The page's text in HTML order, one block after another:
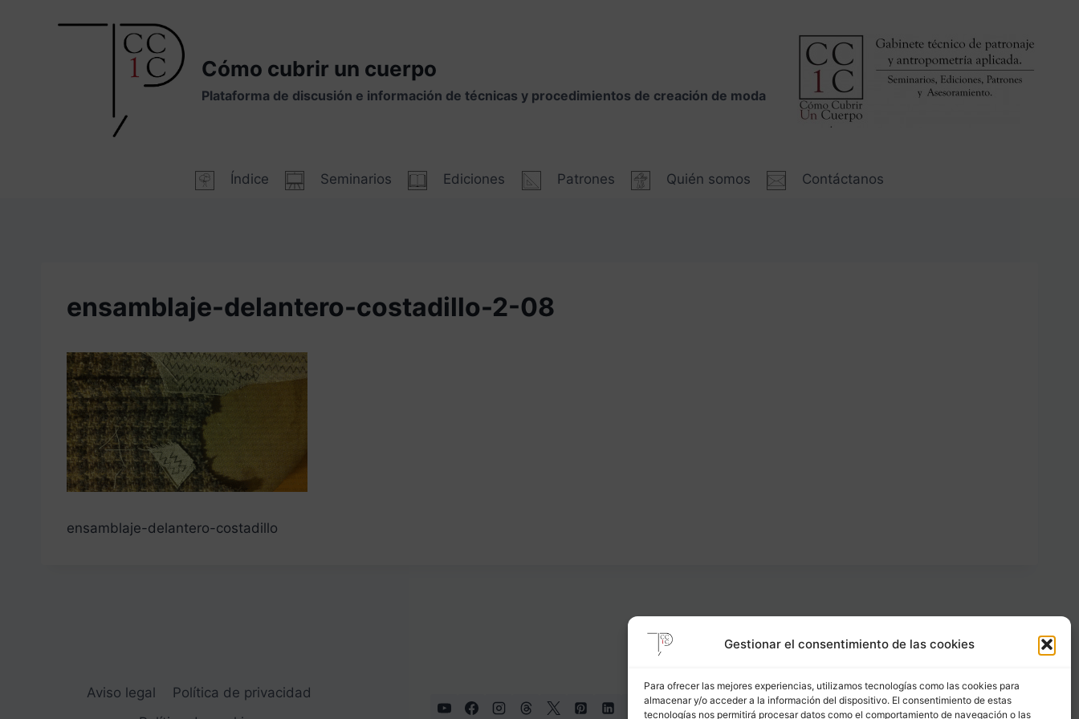
Gestionar el consentimiento de las cookies
Para ofrecer las mejores experiencias, utilizamos tecnologías como las cookies para
almacenar y/o acceder a la información del dispositivo. El consentimiento de estas
tecnologías nos permitirá procesar datos como el comportamiento de navegación o las
Cómo cubrir un cuerpo
Plataforma de discusión e información de técnicas y procedimientos de creación de moda
Índice Seminarios Ediciones Patrones Quién somos Contáctanos
ensamblaje-delantero-costadillo-2-08
ensamblaje-delantero-costadillo
Aviso legal
Política de privacidad
Carrer Provença, 183